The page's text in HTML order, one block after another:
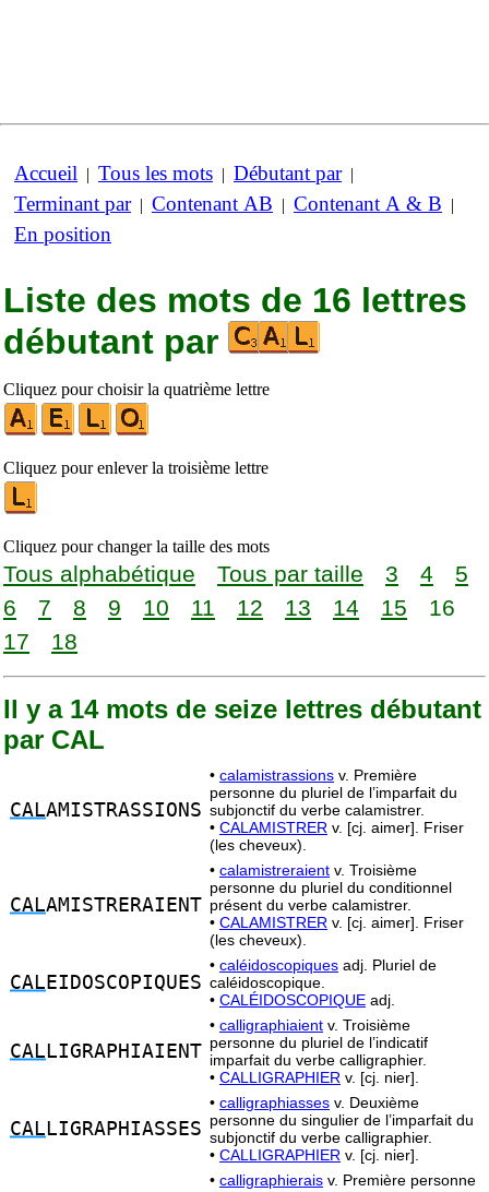
Accueil | Tous les mots | Débutant par|
Terminant par| Contenant AB | Contenant A & B |
En position
Liste des mots de 16 lettres
débutant par
Cliquez pour choisir la quatrième lettre
Cliquez pour enlever la troisième lettre
Cliquez pour changer la taille des mots
Tous alphabétique Tous par taille 3 4
5
6
7 8 9 10 11 12 13 14 15
16
17
18
Il y a 14 mots de seize lettres débutant
par CAL
CALAMISTRASSIONS
• calamistrassions v. Première
personne du pluriel de l’imparfait du
subjonctif du verbe calamistrer.
• CALAMISTRER v. [cj. aimer]. Friser
(les cheveux).
CALAMISTRERAIENT
• calamistreraient v. Troisième
personne du pluriel du conditionnel
présent du verbe calamistrer.
• CALAMISTRER v. [cj. aimer]. Friser
(les cheveux).
CAL EIDOSCOPIQUES
• caléidoscopiques adj. Pluriel de
caléidoscopique.
• CALÉIDOSCOPIQUE adj.
CAL LIGRAPHIAIENT
• calligraphiaient v. Troisième
personne du pluriel de l’indicatif
imparfait du verbe calligraphier.
• CALLIGRAPHIER v. [cj. nier].
CAL LIGRAPHIASSES
• calligraphiasses v. Deuxième
personne du singulier de l’imparfait du
subjonctif du verbe calligraphier.
• CALLIGRAPHIER v. [cj. nier].
• calligraphierais v. Première personne